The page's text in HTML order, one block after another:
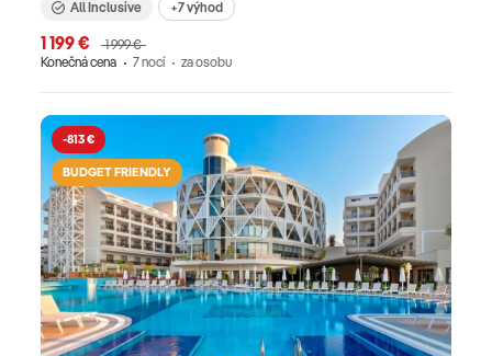
All Inclusive +7 výhod
1 199 €
1 999 €
Konečná cena
7 nocí za osobu
-813 €
BUDGET FRIENDLY